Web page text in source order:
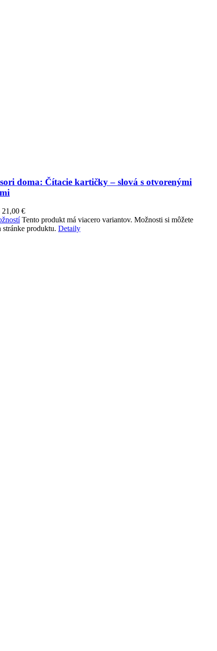
doma: Čítacie kartičky – slová s otvorenými
21,00 €
Tento produkt má viacero variantov. Možnosti si môžete
produktu. Detaily